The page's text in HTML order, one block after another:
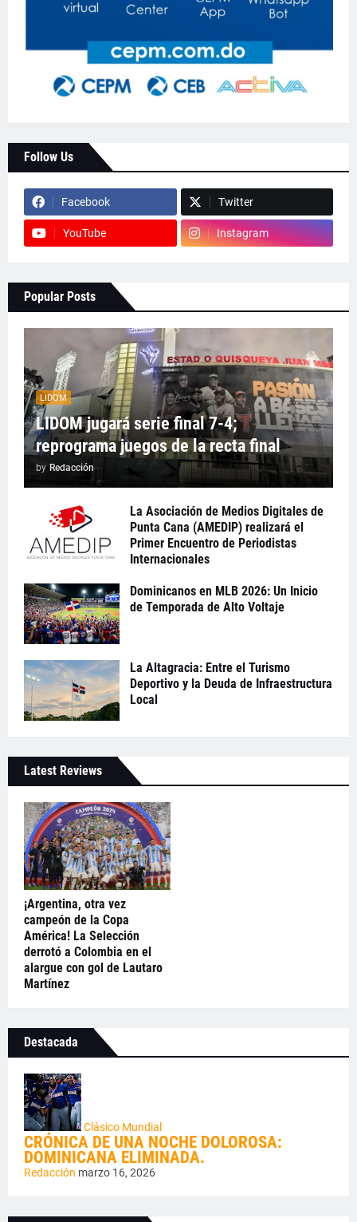
Follow Us
Facebook Twitter
YouTube Instagram
Popular Posts
LIDOM
LIDOM jugará serie final 7-4;
reprograma juegos de la recta final
by Redacción
La Asociación de Medios Digitales de
Punta Cana (AMEDIP) realizará el
Primer Encuentro de Periodistas
Internacionales
Dominicanos en MLB 2026: Un Inicio
de Temporada de Alto Voltaje
La Altagracia: Entre el Turismo
Deportivo y la Deuda de Infraestructura
Local
Latest Reviews
¡Argentina, otra vez
campeón de la Copa
América! La Selección
derrotó a Colombia en el
alargue con gol de Lautaro
Martínez
Destacada
Clásico Mundial
CRÓNICA DE UNA NOCHE DOLOROSA:
DOMINICANA ELIMINADA.
Redacción marzo 16, 2026